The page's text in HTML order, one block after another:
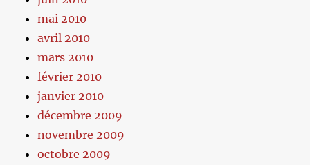
mai 2010
avril 2010
mars 2010
février 2010
janvier 2010
décembre 2009
novembre 2009
octobre 2009